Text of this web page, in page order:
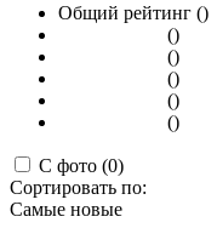
Общий рейтинг ()
()
()
()
()
()
С фото (0)
Сортировать по:
Самые новые